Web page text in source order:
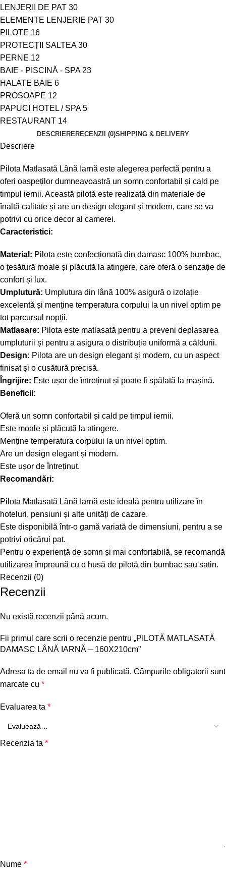
LENJERII DE PAT 30
ELEMENTE LENJERIE PAT 30
PILOTE 16
PROTECȚII SALTEA 30
PERNE 12
BAIE - PISCINĂ - SPA 23
HALATE BAIE 6
PROSOAPE 12
PAPUCI HOTEL / SPA 5
RESTAURANT 14
DESCRIERERECENZII (0)SHIPPING & DELIVERY
Descriere
Pilota Matlasată Lână Iarnă este alegerea perfectă pentru a
oferi oaspeților dumneavoastră un somn confortabil și cald pe
timpul iernii. Această pilotă este realizată din materiale de
înaltă calitate și are un design elegant și modern, care se va
potrivi cu orice decor al camerei.
Caracteristici:
Material: Pilota este confecționată din damasc 100% bumbac,
o țesătură moale și plăcută la atingere, care oferă o senzație de
confort și lux.
Umplutură: Umplutura din lână 100% asigură o izolație
excelentă și menține temperatura corpului la un nivel optim pe
tot parcursul nopții.
Matlasare: Pilota este matlasată pentru a preveni deplasarea
umpluturii și pentru a asigura o distribuție uniformă a căldurii.
Design: Pilota are un design elegant și modern, cu un aspect
finisat și o cusătură precisă.
Îngrijire: Este ușor de întreținut și poate fi spălată la mașină.
Beneficii:
Oferă un somn confortabil și cald pe timpul iernii.
Este moale și plăcută la atingere.
Menține temperatura corpului la un nivel optim.
Are un design elegant și modern.
Este ușor de întreținut.
Recomandări:
Pilota Matlasată Lână Iarnă este ideală pentru utilizare în
hoteluri, pensiuni și alte unități de cazare.
Este disponibilă într-o gamă variată de dimensiuni, pentru a se
potrivi oricărui pat.
Pentru o experiență de somn și mai confortabilă, se recomandă
utilizarea împreună cu o husă de pilotă din bumbac sau satin.
Recenzii (0)
Recenzii
Nu există recenzii până acum.
Fii primul care scrii o recenzie pentru „PILOTĂ MATLASATĂ
DAMASC LÂNĂ IARNĂ – 160X210cm”
Adresa ta de email nu va fi publicată. Câmpurile obligatorii sunt
marcate cu *
Evaluarea ta *
Recenzia ta *
Nume *